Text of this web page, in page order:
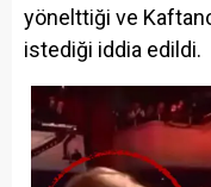
yönelttiği ve
istediği iddia edildi.